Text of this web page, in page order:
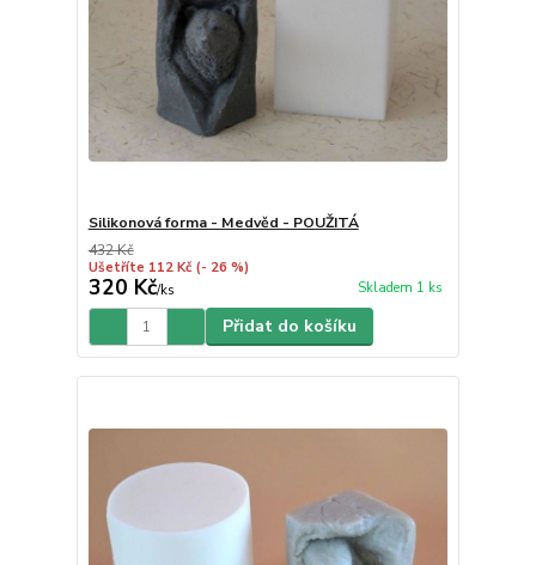
Silikonová forma - Medvěd - POUŽITÁ
432 Kč
Ušetříte 112 Kč (- 26 %)
320 Kč/ks Skladem 1 ks
Přidat do košíku